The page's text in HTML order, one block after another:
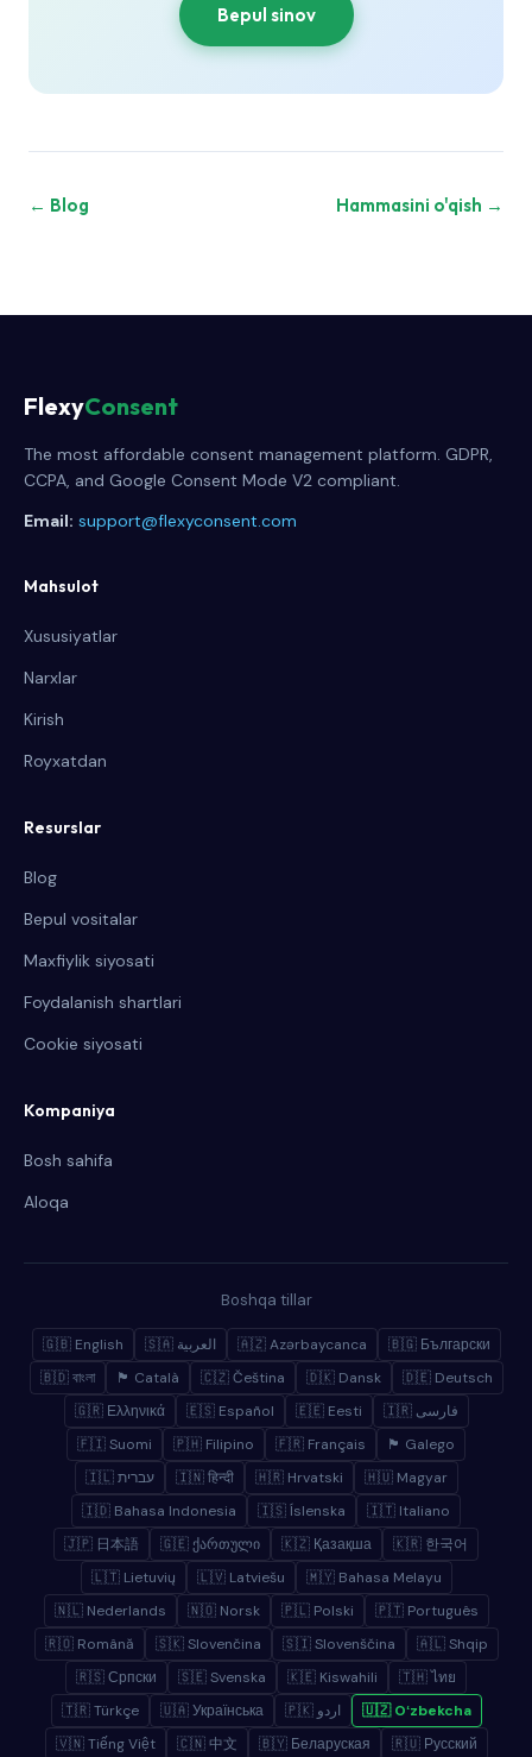
Bepul sinov
← Blog Hammasini o'qish →
FlexyConsent
The most affordable consent management platform. GDPR,
CCPA, and Google Consent Mode V2 compliant.
Email: support@flexyconsent.com
Mahsulot
Xususiyatlar
Narxlar
Kirish
Royxatdan
Resurslar
Blog
Bepul vositalar
Maxfiylik siyosati
Foydalanish shartlari
Cookie siyosati
Kompaniya
Bosh sahifa
Aloqa
Boshqa tillar
🇬🇧 English 🇸🇦 العربية 🇦🇿 Azərbaycanca
🇧🇬 Български
🇧🇩 বাংলা
🏴 Català 🇨🇿 Čeština 🇩🇰 Dansk
🇩🇪 Deutsch
🇬🇷 Ελληνικά
🇪🇸 Español 🇪🇪 Eesti
🇮🇷 فارسی
🇫🇮 Suomi
🇵🇭 Filipino 🇫🇷 Français
🏴 Galego
🇮🇱 עברית
🇮🇳 हिन्दी 🇭🇷 Hrvatski
🇭🇺 Magyar
🇮🇩 Bahasa Indonesia
🇮🇸 Íslenska
🇮🇹 Italiano
🇯🇵 日本語
🇬🇪 ქართული 🇰🇿 Қазақша
🇰🇷 한국어
🇱🇹 Lietuvių
🇱🇻 Latviešu
🇲🇾 Bahasa Melayu
🇳🇱 Nederlands
🇳🇴 Norsk 🇵🇱 Polski
🇵🇹 Português
🇷🇴 Română
🇸🇰 Slovenčina 🇸🇮 Slovenščina
🇦🇱 Shqip
🇷🇸 Српски
🇸🇪 Svenska 🇰🇪 Kiswahili
🇹🇭 ไทย
🇹🇷 Türkçe
🇺🇦 Українська 🇵🇰 اردو
🇺🇿 Oʻzbekcha
🇻🇳 Tiếng Việt
🇨🇳 中文 🇧🇾 Беларуская 🇷🇺 Русский